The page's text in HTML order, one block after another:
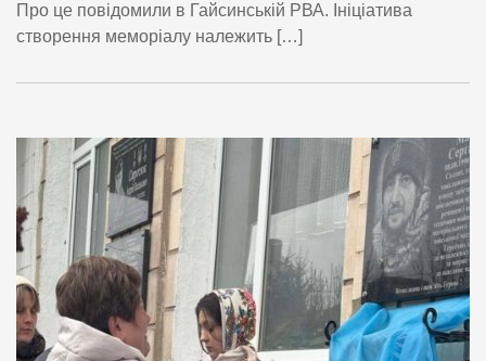
Про це повідомили в Гайсинській РВА. Ініціатива
створення меморіалу належить […]